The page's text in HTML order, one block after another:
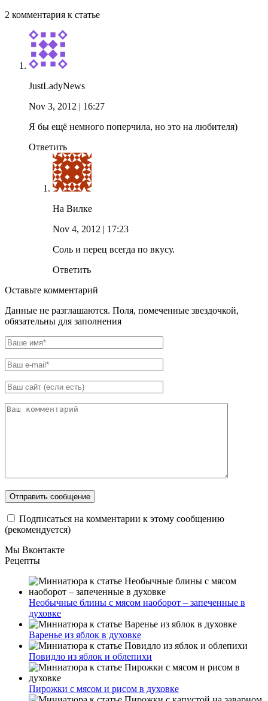
2 комментария к статье
JustLadyNews
Nov 3, 2012 | 16:27
Я бы ещё немного поперчила, но это на любителя)
Ответить
На Вилке
Nov 4, 2012 | 17:23
Соль и перец всегда по вкусу.
Ответить
Оставьте комментарий
Данные не разглашаются. Поля, помеченные звездочкой,
обязательны для заполнения
Подписаться на комментарии к этому сообщению
(рекомендуется)
Мы Вконтакте
Рецепты
Необычные блины с мясом наоборот – запеченные в
духовке
Варенье из яблок в духовке
Повидло из яблок и облепихи
Пирожки с мясом и рисом в духовке